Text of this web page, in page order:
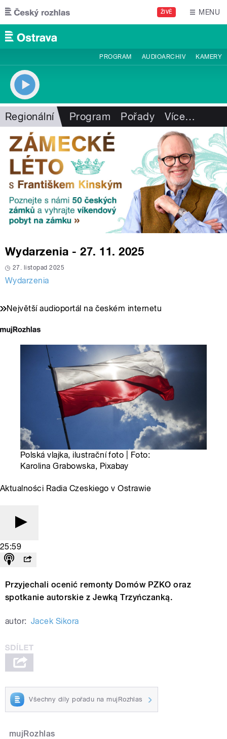
Přejít k hlavnímu obsahu
ŽIVĚ MENU
PROGRAM AUDIOARCHIV KAMERY
Regionální Program Pořady Více…
Wydarzenia - 27. 11. 2025
27. listopad 2025
Wydarzenia
Největší audioportál na českém internetu
Polská vlajka, ilustrační foto | Foto:
Karolina Grabowska, Pixabay
Aktualności Radia Czeskiego v Ostrawie
25:59
Przyjechali ocenić remonty Domów PZKO oraz
spotkanie autorskie z Jewką Trzyńczanką.
autor: Jacek Sikora
Všechny díly pořadu na mujRozhlas
mujRozhlas